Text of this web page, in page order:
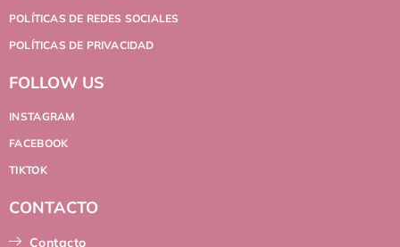
POLÍTICAS DE REDES SOCIALES
POLÍTICAS DE PRIVACIDAD
FOLLOW US
INSTAGRAM
FACEBOOK
TIKTOK
CONTACTO
Contacto